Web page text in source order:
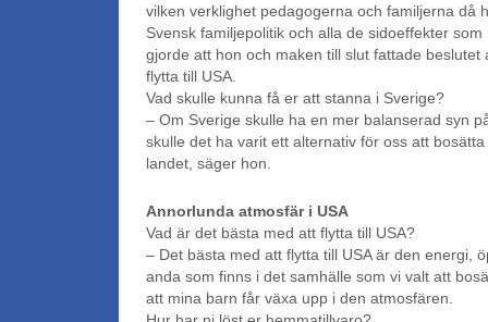
vilken verklighet pedagogerna och familjerna då
Svensk familjepolitik och alla de sidoeffekter
gjorde att hon och maken till slut fattade beslutet
flytta till USA.
Vad skulle kunna få er att stanna i Sverige?
– Om Sverige skulle ha en mer balanserad syn
skulle det ha varit ett alternativ för oss att
landet, säger hon.
Annorlunda atmosfär i USA
Vad är det bästa med att flytta till USA?
– Det bästa med att flytta till USA är den energi,
anda som finns i det samhälle som vi valt att
att mina barn får växa upp i den atmosfären.